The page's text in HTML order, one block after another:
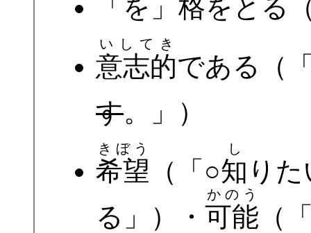
「を」 格をとる
意志的
いしてき
である（
す。」）
希望
きぼう
（「○知
し
り
る」）・ 可能
かのう
（